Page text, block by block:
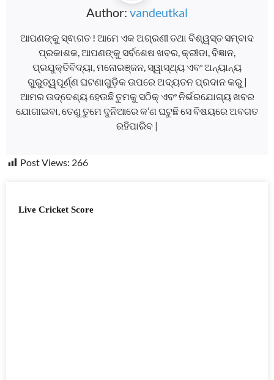
Author: vandeutkal
ଆପଣଙ୍କୁ ସ୍ଵାଗତ ! ଆମେ ଏକ ଅଗ୍ରଣୀ ତଥା ବିଶ୍ୱସ୍ତ ସମ୍ବାଦ
ପ୍ରକାଶକ, ଆପଣଙ୍କୁ ସର୍ବଶେଷ ଖବର, କ୍ରୀଡା, ବିଜ୍ଞାନ,
ପ୍ରଯୁକ୍ତିବିଦ୍ୟା, ମନୋରଞ୍ଜନ, ସ୍ୱାସ୍ଥ୍ୟ ଏବଂ ଅନ୍ୟାନ୍ୟ
ଗୁରୁତ୍ୱପୂର୍ଣ୍ଣ ଘଟଣାଗୁଡ଼ିକ ଉପରେ ଅଦ୍ୟତନ ପ୍ରଦାନ କରୁ |
ଆମର ଉଦ୍ଦେଶ୍ୟ ହେଉଛି ତୁମକୁ ସଠିକ୍ ଏବଂ ନିର୍ଭରଯୋଗ୍ୟ ଖବର
ଯୋଗାଇବା, ତେଣୁ ତୁମେ ଦୁନିଆରେ କ’ଣ ଘଟୁଛି ସେ ବିଷୟରେ ଅବଗତ
ରହିପାରିବ |
Post Views: 266
Live Cricket Score